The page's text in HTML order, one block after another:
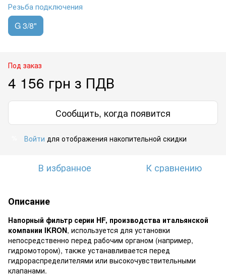
Резьба подключения
G 3/8"
Под заказ
4 156 грн з ПДВ
Сообщить, когда появится
Войти для отображения накопительной скидки
В избранное К сравнению
Описание
Напорный фильтр серии HF, производства итальянской
компании IKRON, используется для установки
непосредственно перед рабочим органом (например,
гидромотором), также устанавливается перед
гидрораспределителями или высокочувствительными
клапанами.